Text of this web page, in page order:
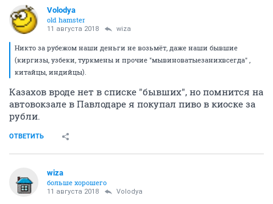
Volodya
old hamster
11 августа 2018 wiza
Никто за рубежом наши деньги не возьмёт, даже наши бывшие
(киргизы, узбеки, туркмены и прочие "мывиноватыезанихвсегда" ,
китайцы, индийцы).
Казахов вроде нет в списке "бывших", но помнится на
автовокзале в Павлодаре я покупал пиво в киоске за
рубли.
ОТВЕТИТЬ
wiza
больше хорошего
11 августа 2018 Volodya